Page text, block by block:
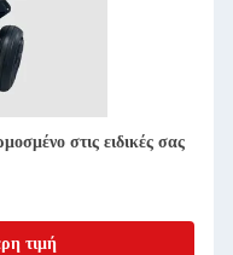
Υπηρεσίες